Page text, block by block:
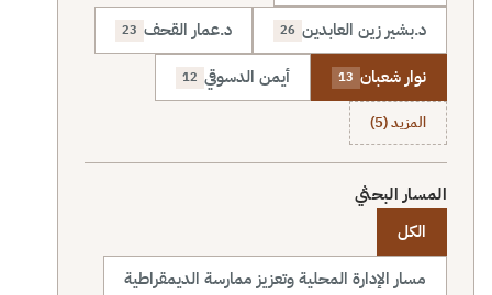
د.بشير زين العابدين 26 د.عمار القحف 23
نوار شعبان 13 أيمن الدسوقي 12
المزيد (5)
المسار البحثي
الكل
مسار الإدارة المحلية وتعزيز ممارسة الديمقراطية